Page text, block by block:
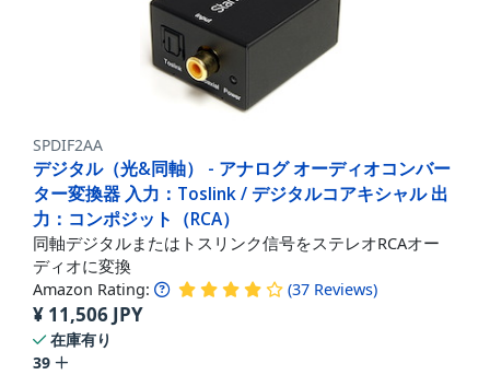
SPDIF2AA
デジタル（光&同軸） - アナログ オーディオコンバー
ター変換器 入力：Toslink / デジタルコアキシャル 出
力：コンポジット（RCA）
同軸デジタルまたはトスリンク信号をステレオRCAオー
ディオに変換
Amazon Rating: (37 Reviews)
¥ 11,506 JPY
在庫有り
39